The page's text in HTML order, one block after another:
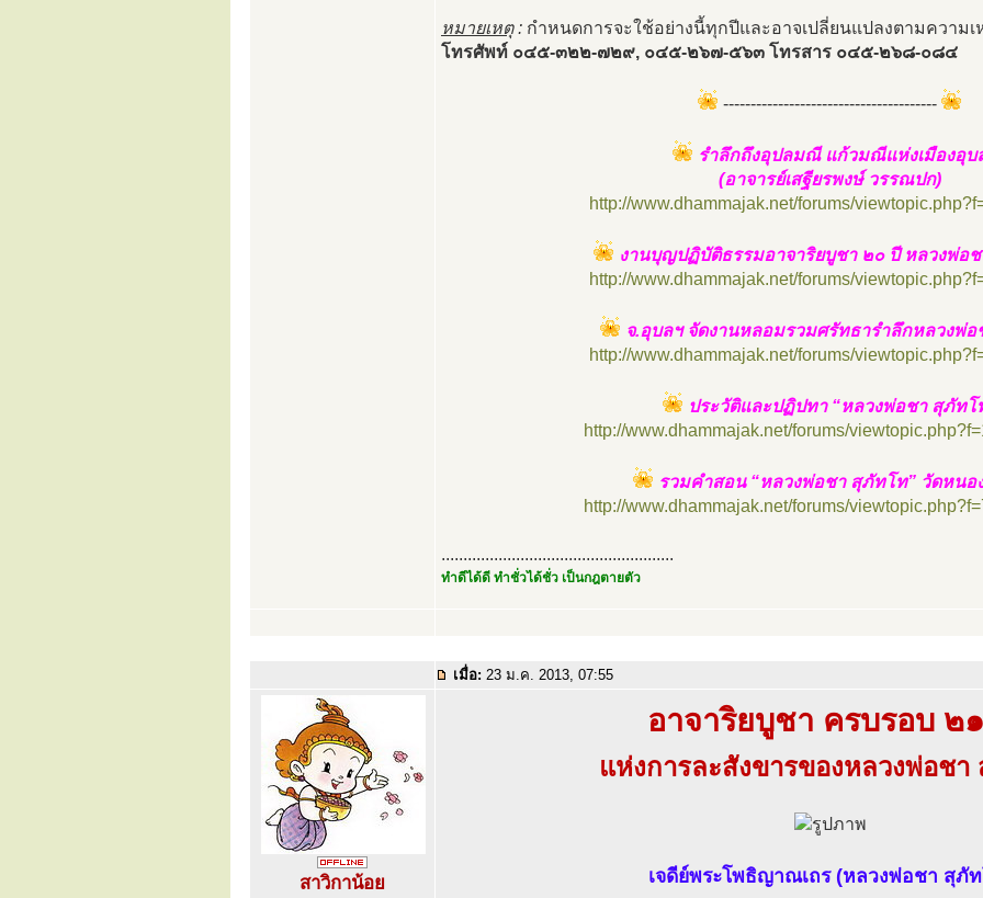
หมายเหตุ: กำหนดการจะใช้อย่างนี้ทุกปีและอาจเปลี่ยนแปลงตามความ
โทรศัพท์ ๐๔๕-๓๒๒-๗๒๙, ๐๔๕-๒๖๗-๕๖๓ โทรสาร ๐๔๕-๒๖๘-๐๘๔
---------------------------------------
รำลึกถึงอุปลมณี แก้วมณีแห่งเมืองอุบ
(อาจารย์เสฐียรพงษ์ วรรณปก)
http://www.dhammajak.net/forums/
งานบุญปฏิบัติธรรมอาจาริยบูชา ๒๐ ปี หลวงพ่อช
http://www.dhammajak.net/forums/
จ.อุบลฯ จัดงานหลอมรวมศรัทธารำลึกหลวงพ่
http://www.dhammajak.net/forums/
ประวัติและปฏิปทา “หลวงพ่อชา สุภัทโ
http://www.dhammajak.net/forums/
รวมคำสอน “หลวงพ่อชา สุภัทโท” วัดหนอ
http://www.dhammajak.net/forums/
.....................................................
ทำดีได้ดี ทำชั่วได้ชั่ว เป็นกฎตายตัว
เมื่อ: 23 ม.ค. 2013, 07:55
สาวิกาน้อย
อาจาริยบูชา ครบรอบ ๒
แห่งการละสังขารของหลวงพ่อชา
เจดีย์พระโพธิญาณเถร (หลวงพ่อชา สุภั